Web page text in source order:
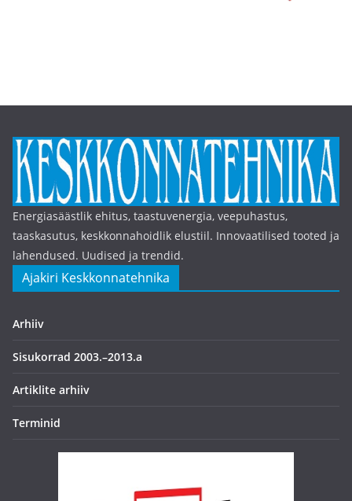
Energiasäästlik ehitus, taastuvenergia, veepuhastus,
taaskasutus, keskkonnahoidlik elustiil. Innovaatilised tooted ja
lahendused. Uudised ja trendid.
Ajakiri Keskkonnatehnika
Arhiiv
Sisukorrad 2003.–2013.a
Artiklite arhiiv
Terminid